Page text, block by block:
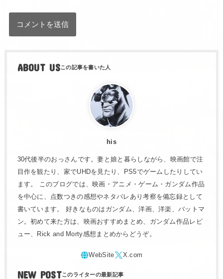
ABOUT US
his
30代後半のおっさんです。妻と娘と暮らしながら、映画館で注
目作を観たり、家でUHDを見たり、PS5でゲームしたりしてい
ます。 このブログでは、映画・アニメ・ゲーム・ガンダム作品
を中心に、点数つきの感想やネタバレあり考察を備忘録として
書いています。 好きなものはガンダム、洋画、洋楽、バットマ
ン。初めて来た方は、映画おすすめまとめ、ガンダム作品レビ
ュー、Rick and Morty感想まとめからどうぞ。
NEW POST